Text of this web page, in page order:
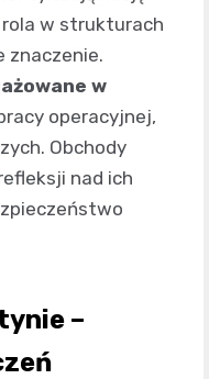
w strukturach
znaczenie.
w
operacyjnej,
Obchody
nad ich
–